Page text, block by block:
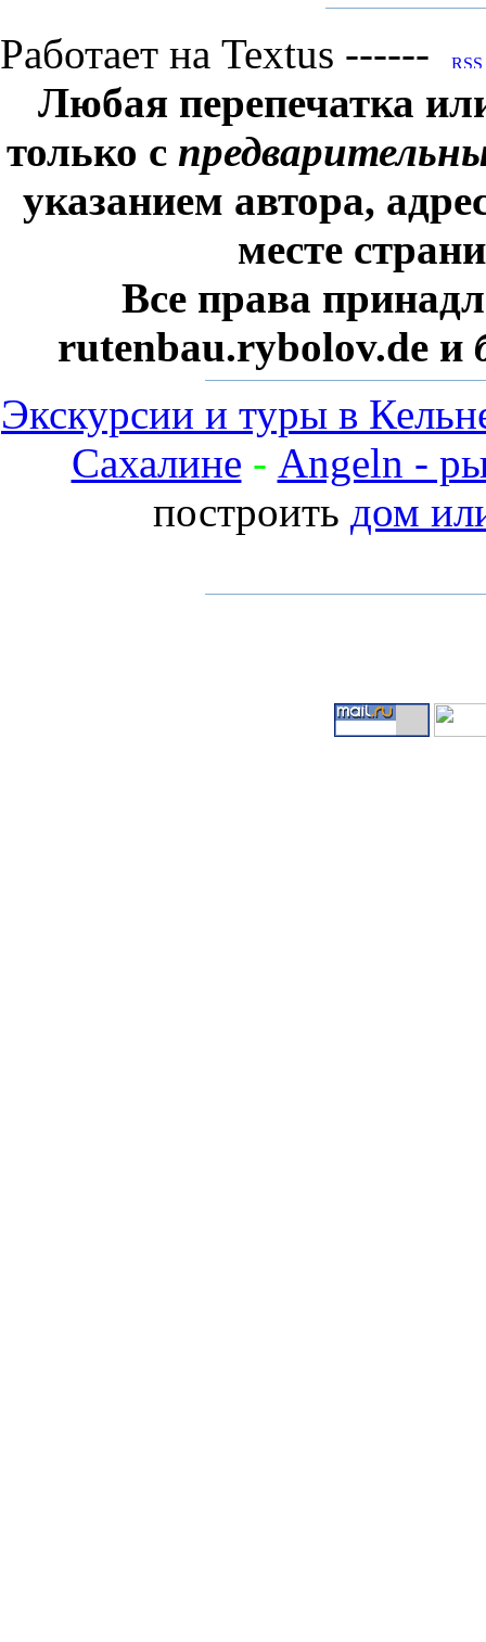
Работает на Textus ------
Любая перепечатка
только с
указанием автора,
месте
Все права
rutenbau.rybolov.de и
Экскурсии и туры в
Сахалине - Angeln -
построить дом